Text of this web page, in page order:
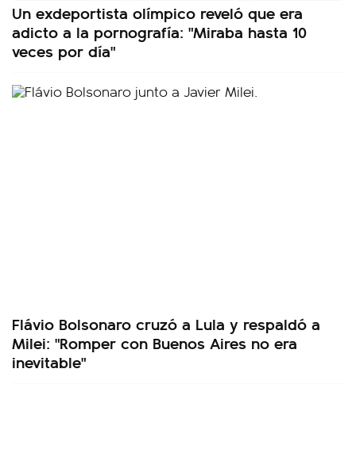
Un exdeportista olímpico reveló que era
adicto a la pornografía: "Miraba hasta 10
veces por día"
Flávio Bolsonaro cruzó a Lula y respaldó a
Milei: "Romper con Buenos Aires no era
inevitable"